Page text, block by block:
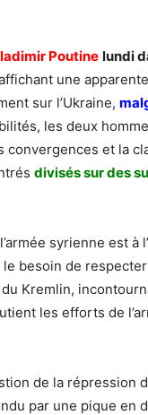
Poutine lundi
une
sur l’Ukraine,
les deux
convergences et la
divisés sur des
syrienne est à
besoin de
Kremlin,
les efforts de
de la répression
par une pique en